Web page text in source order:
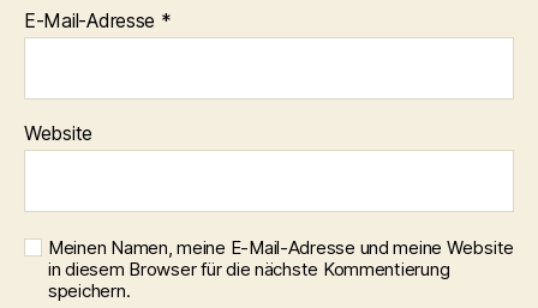
E-Mail-Adresse *
Website
Meinen Namen, meine E-Mail-Adresse und meine Website
in diesem Browser für die nächste Kommentierung
speichern.